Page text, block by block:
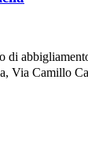
di
Via Camillo